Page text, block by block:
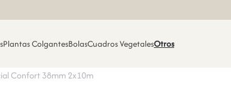
Plantas ColgantesBolasCuadros VegetalesOtros
Confort 38mm 2x10m